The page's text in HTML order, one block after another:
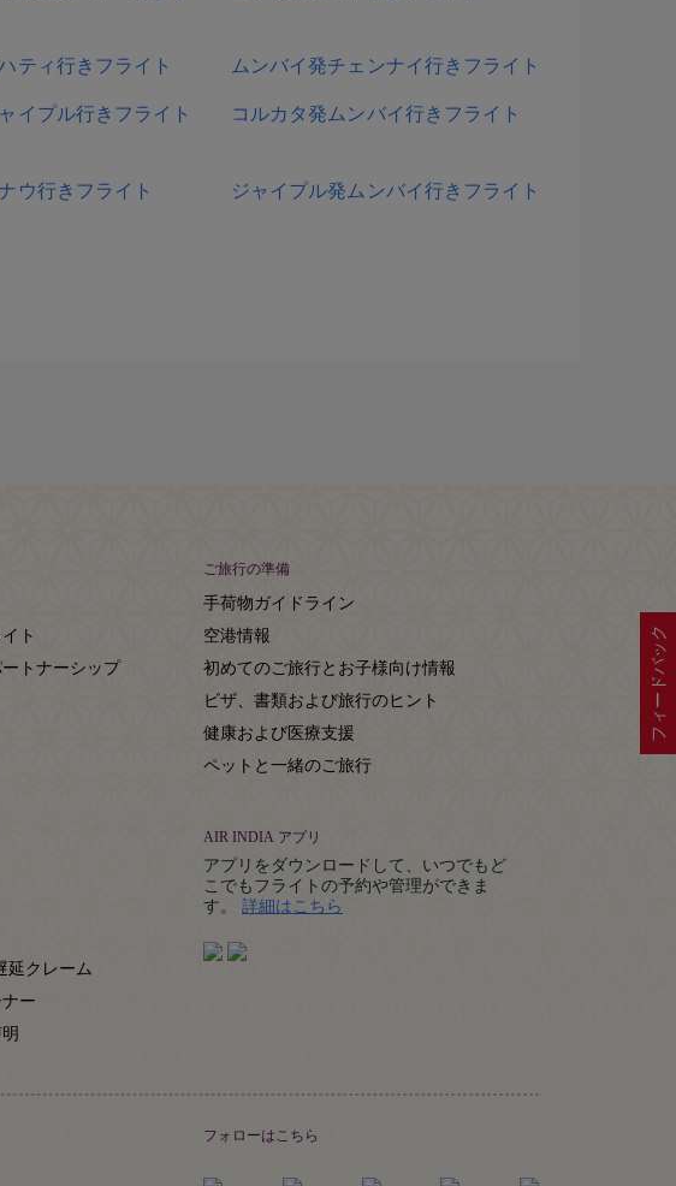
フィードバック
ティ行きフライト ムンバイ発チェンナイ行きフライト
イプル行きフライト コルカタ発ムンバイ行きフライト
ウ行きフライト ジャイプル発ムンバイ行きフライト
ト
トナーシップ
ご旅行の準備
手荷物ガイドライン
空港情報
初めてのご旅行とお子様向け情報
ビザ、書類および旅行のヒント
健康および医療支援
ペットと一緒のご旅行
延クレーム
ー
AIR INDIA アプリ
アプリをダウンロードして、いつでもど
こでもフライトの予約や管理ができま
す。 詳細はこちら
フォローはこちら